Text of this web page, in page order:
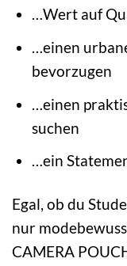
…Wert auf
…einen
bevorzugen
…einen
suchen
…ein
Egal, ob du
nur
CAMERA